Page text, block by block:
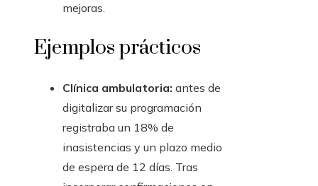
mejoras.
Ejemplos prácticos
Clínica ambulatoria: antes de
digitalizar su programación
registraba un 18% de
inasistencias y un plazo medio
de espera de 12 días. Tras